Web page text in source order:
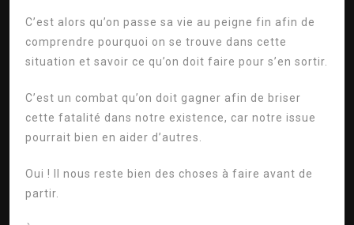
C’est alors qu’on passe sa vie au peigne fin afin de
comprendre pourquoi on se trouve dans cette
situation et savoir ce qu’on doit faire pour s’en sortir.
C’est un combat qu’on doit gagner afin de briser
cette fatalité dans notre existence, car notre issue
pourrait bien en aider d’autres.
Oui ! Il nous reste bien des choses à faire avant de
partir.